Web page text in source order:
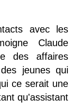
avec les
Claude
des affaires
jeunes qui
ce serait une
qu'assistant